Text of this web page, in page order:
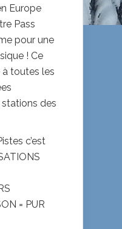
Europe
Pass
pour une
! Ce
à toutes les
des
c’est
= PUR